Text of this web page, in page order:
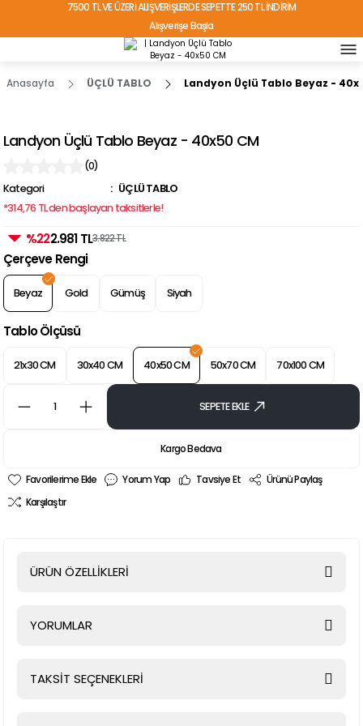
7500 TL VE ÜZERİ ALIŞVERİŞLERDE SEPETTE 250 TL İNDİRİM
Alışverişe Başla
TÜRKİYE'NİN HER YERİNE ÜCRETSİZ KARGO!
Anasayfa ÜÇLÜ TABLO Landyon Üçlü Tablo Beyaz -
Landyon Üçlü Tablo Beyaz - 40x50 CM
(0)
Kategori
ÜÇLÜ TABLO
*314,76 TL den başlayan taksitlerle!
%222.981 TL3.822 TL
Çerçeve Rengi
Beyaz Gold Gümüş Siyah
Tablo Ölçüsü
21x30 CM 30x40 CM 40x50 CM 50x70 CM 70x100 CM
SEPETE EKLE
Kargo Bedava
Yorum Yap Tavsiye Et
Ürünü Paylaş
Karşılaştır
ÜRÜN ÖZELLİKLERİ
YORUMLAR
TAKSİT SEÇENEKLERİ